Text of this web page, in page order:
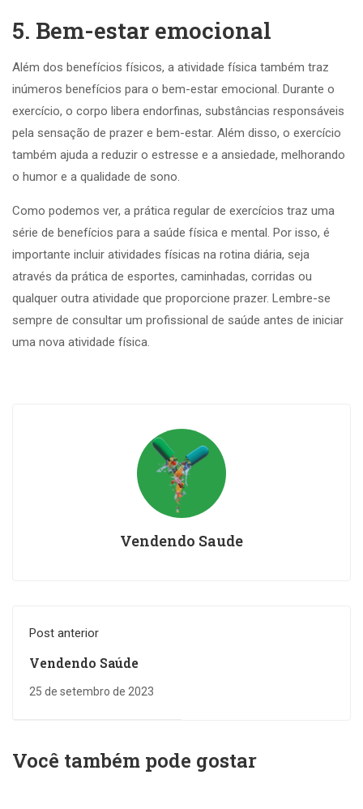
5. Bem-estar emocional
Além dos benefícios físicos, a atividade física também traz
inúmeros benefícios para o bem-estar emocional. Durante o
exercício, o corpo libera endorfinas, substâncias responsáveis
pela sensação de prazer e bem-estar. Além disso, o exercício
também ajuda a reduzir o estresse e a ansiedade, melhorando
o humor e a qualidade de sono.
Como podemos ver, a prática regular de exercícios traz uma
série de benefícios para a saúde física e mental. Por isso, é
importante incluir atividades físicas na rotina diária, seja
através da prática de esportes, caminhadas, corridas ou
qualquer outra atividade que proporcione prazer. Lembre-se
sempre de consultar um profissional de saúde antes de iniciar
uma nova atividade física.
Vendendo Saude
Post anterior
Vendendo Saúde
25 de setembro de 2023
Você também pode gostar